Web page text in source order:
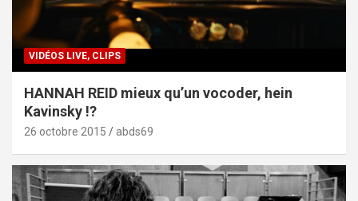
VIDÉOS LIVE, CLIPS
HANNAH REID mieux qu’un vocoder, hein
Kavinsky !?
26 octobre 2015 abds69